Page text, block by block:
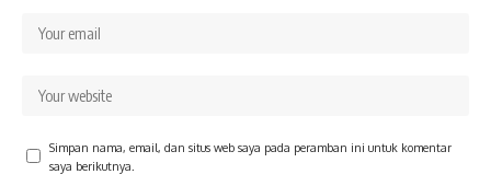
Simpan nama, email, dan situs web saya pada peramban ini untuk komentar
saya berikutnya.